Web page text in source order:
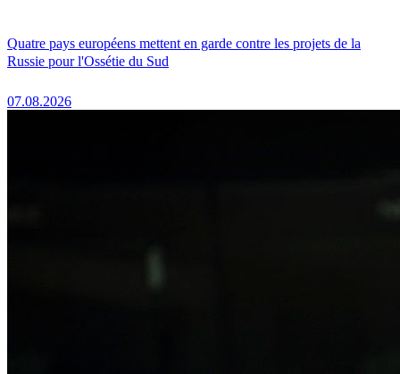
Quatre pays européens mettent en garde contre les projets de la
Russie pour l'Ossétie du Sud
07.08.2026